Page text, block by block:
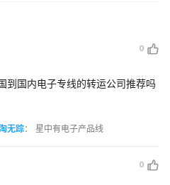
0
到国内电子专线的转运公司推荐吗
无踪： 星中有电子产品线
0